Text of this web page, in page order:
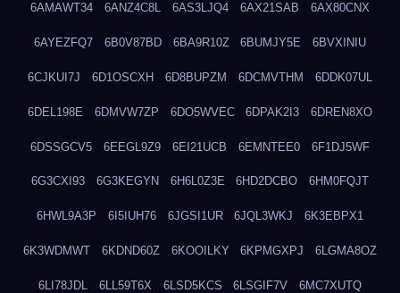
6AMAWT34 6ANZ4C8L 6AS3LJQ4 6AX21SAB 6AX80CNX
6AYEZFQ7 6B0V87BD 6BA9R10Z 6BUMJY5E 6BVXINIU
6CJKUI7J 6D1OSCXH 6D8BUPZM 6DCMVTHM 6DDK07UL
6DEL198E 6DMVW7ZP 6DO5WVEC 6DPAK2I3 6DREN8XO
6DSSGCV5 6EEGL9Z9 6EI21UCB 6EMNTEE0 6F1DJ5WF
6G3CXI93 6G3KEGYN 6H6L0Z3E 6HD2DCBO 6HM0FQJT
6HWL9A3P 6I5IUH76 6JGSI1UR 6JQL3WKJ 6K3EBPX1
6K3WDMWT 6KDND60Z 6KOOILKY 6KPMGXPJ 6LGMA8OZ
6LI78JDL 6LL59T6X 6LSD5KCS 6LSGIF7V 6MC7XUTQ